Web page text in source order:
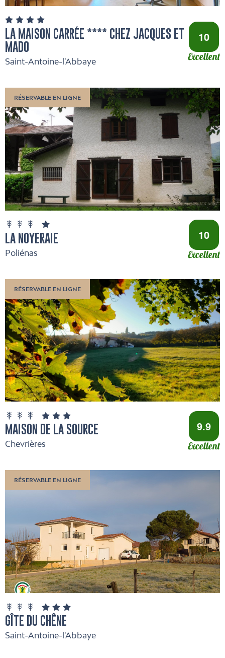
LA MAISON CARRÉE **** CHEZ JACQUES ET
MADO
Saint-Antoine-l'Abbaye
10
Excellent
LA NOYERAIE
Poliénas
10
Excellent
RÉSERVABLE EN LIGNE
MAISON DE LA SOURCE
Chevrières
9.9
Excellent
RÉSERVABLE EN LIGNE
GÎTE DU CHÊNE
Saint-Antoine-l'Abbaye
RÉSERVABLE EN LIGNE